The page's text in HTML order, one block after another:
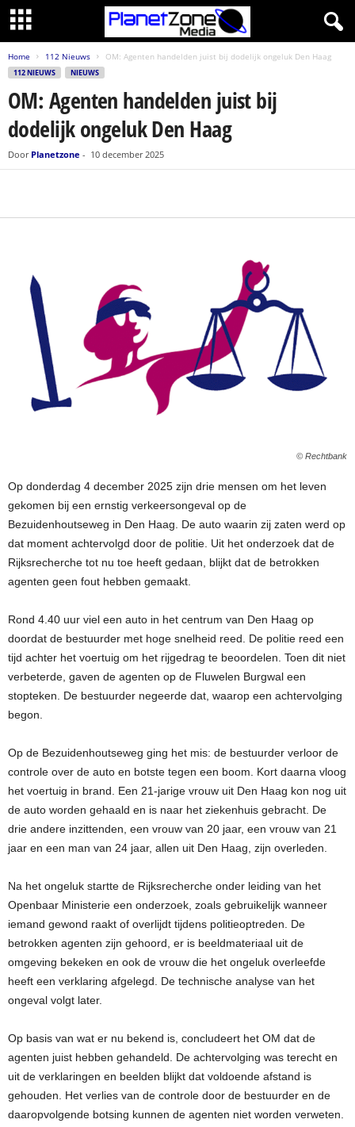
Home 112 Nieuws OM: Agenten handelden juist bij dodelijk ongeluk Den Haag
112 NIEUWS NIEUWS
OM: Agenten handelden juist bij
dodelijk ongeluk Den Haag
Door Planetzone - 10 december 2025
© Rechtbank
Op donderdag 4 december 2025 zijn drie mensen om het leven
gekomen bij een ernstig verkeersongeval op de
Bezuidenhoutseweg in Den Haag. De auto waarin zij zaten werd op
dat moment achtervolgd door de politie. Uit het onderzoek dat de
Rijksrecherche tot nu toe heeft gedaan, blijkt dat de betrokken
agenten geen fout hebben gemaakt.
Rond 4.40 uur viel een auto in het centrum van Den Haag op
doordat de bestuurder met hoge snelheid reed. De politie reed een
tijd achter het voertuig om het rijgedrag te beoordelen. Toen dit niet
verbeterde, gaven de agenten op de Fluwelen Burgwal een
stopteken. De bestuurder negeerde dat, waarop een achtervolging
begon.
Op de Bezuidenhoutseweg ging het mis: de bestuurder verloor de
controle over de auto en botste tegen een boom. Kort daarna vloog
het voertuig in brand. Een 21-jarige vrouw uit Den Haag kon nog uit
de auto worden gehaald en is naar het ziekenhuis gebracht. De
drie andere inzittenden, een vrouw van 20 jaar, een vrouw van 21
jaar en een man van 24 jaar, allen uit Den Haag, zijn overleden.
Na het ongeluk startte de Rijksrecherche onder leiding van het
Openbaar Ministerie een onderzoek, zoals gebruikelijk wanneer
iemand gewond raakt of overlijdt tijdens politieoptreden. De
betrokken agenten zijn gehoord, er is beeldmateriaal uit de
omgeving bekeken en ook de vrouw die het ongeluk overleefde
heeft een verklaring afgelegd. De technische analyse van het
ongeval volgt later.
Op basis van wat er nu bekend is, concludeert het OM dat de
agenten juist hebben gehandeld. De achtervolging was terecht en
uit de verklaringen en beelden blijkt dat voldoende afstand is
gehouden. Het verlies van de controle door de bestuurder en de
daaropvolgende botsing kunnen de agenten niet worden verweten.